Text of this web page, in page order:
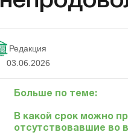
Редакция
03.06.2026
Больше по теме:
В какой срок можно
отсутствовавшие во